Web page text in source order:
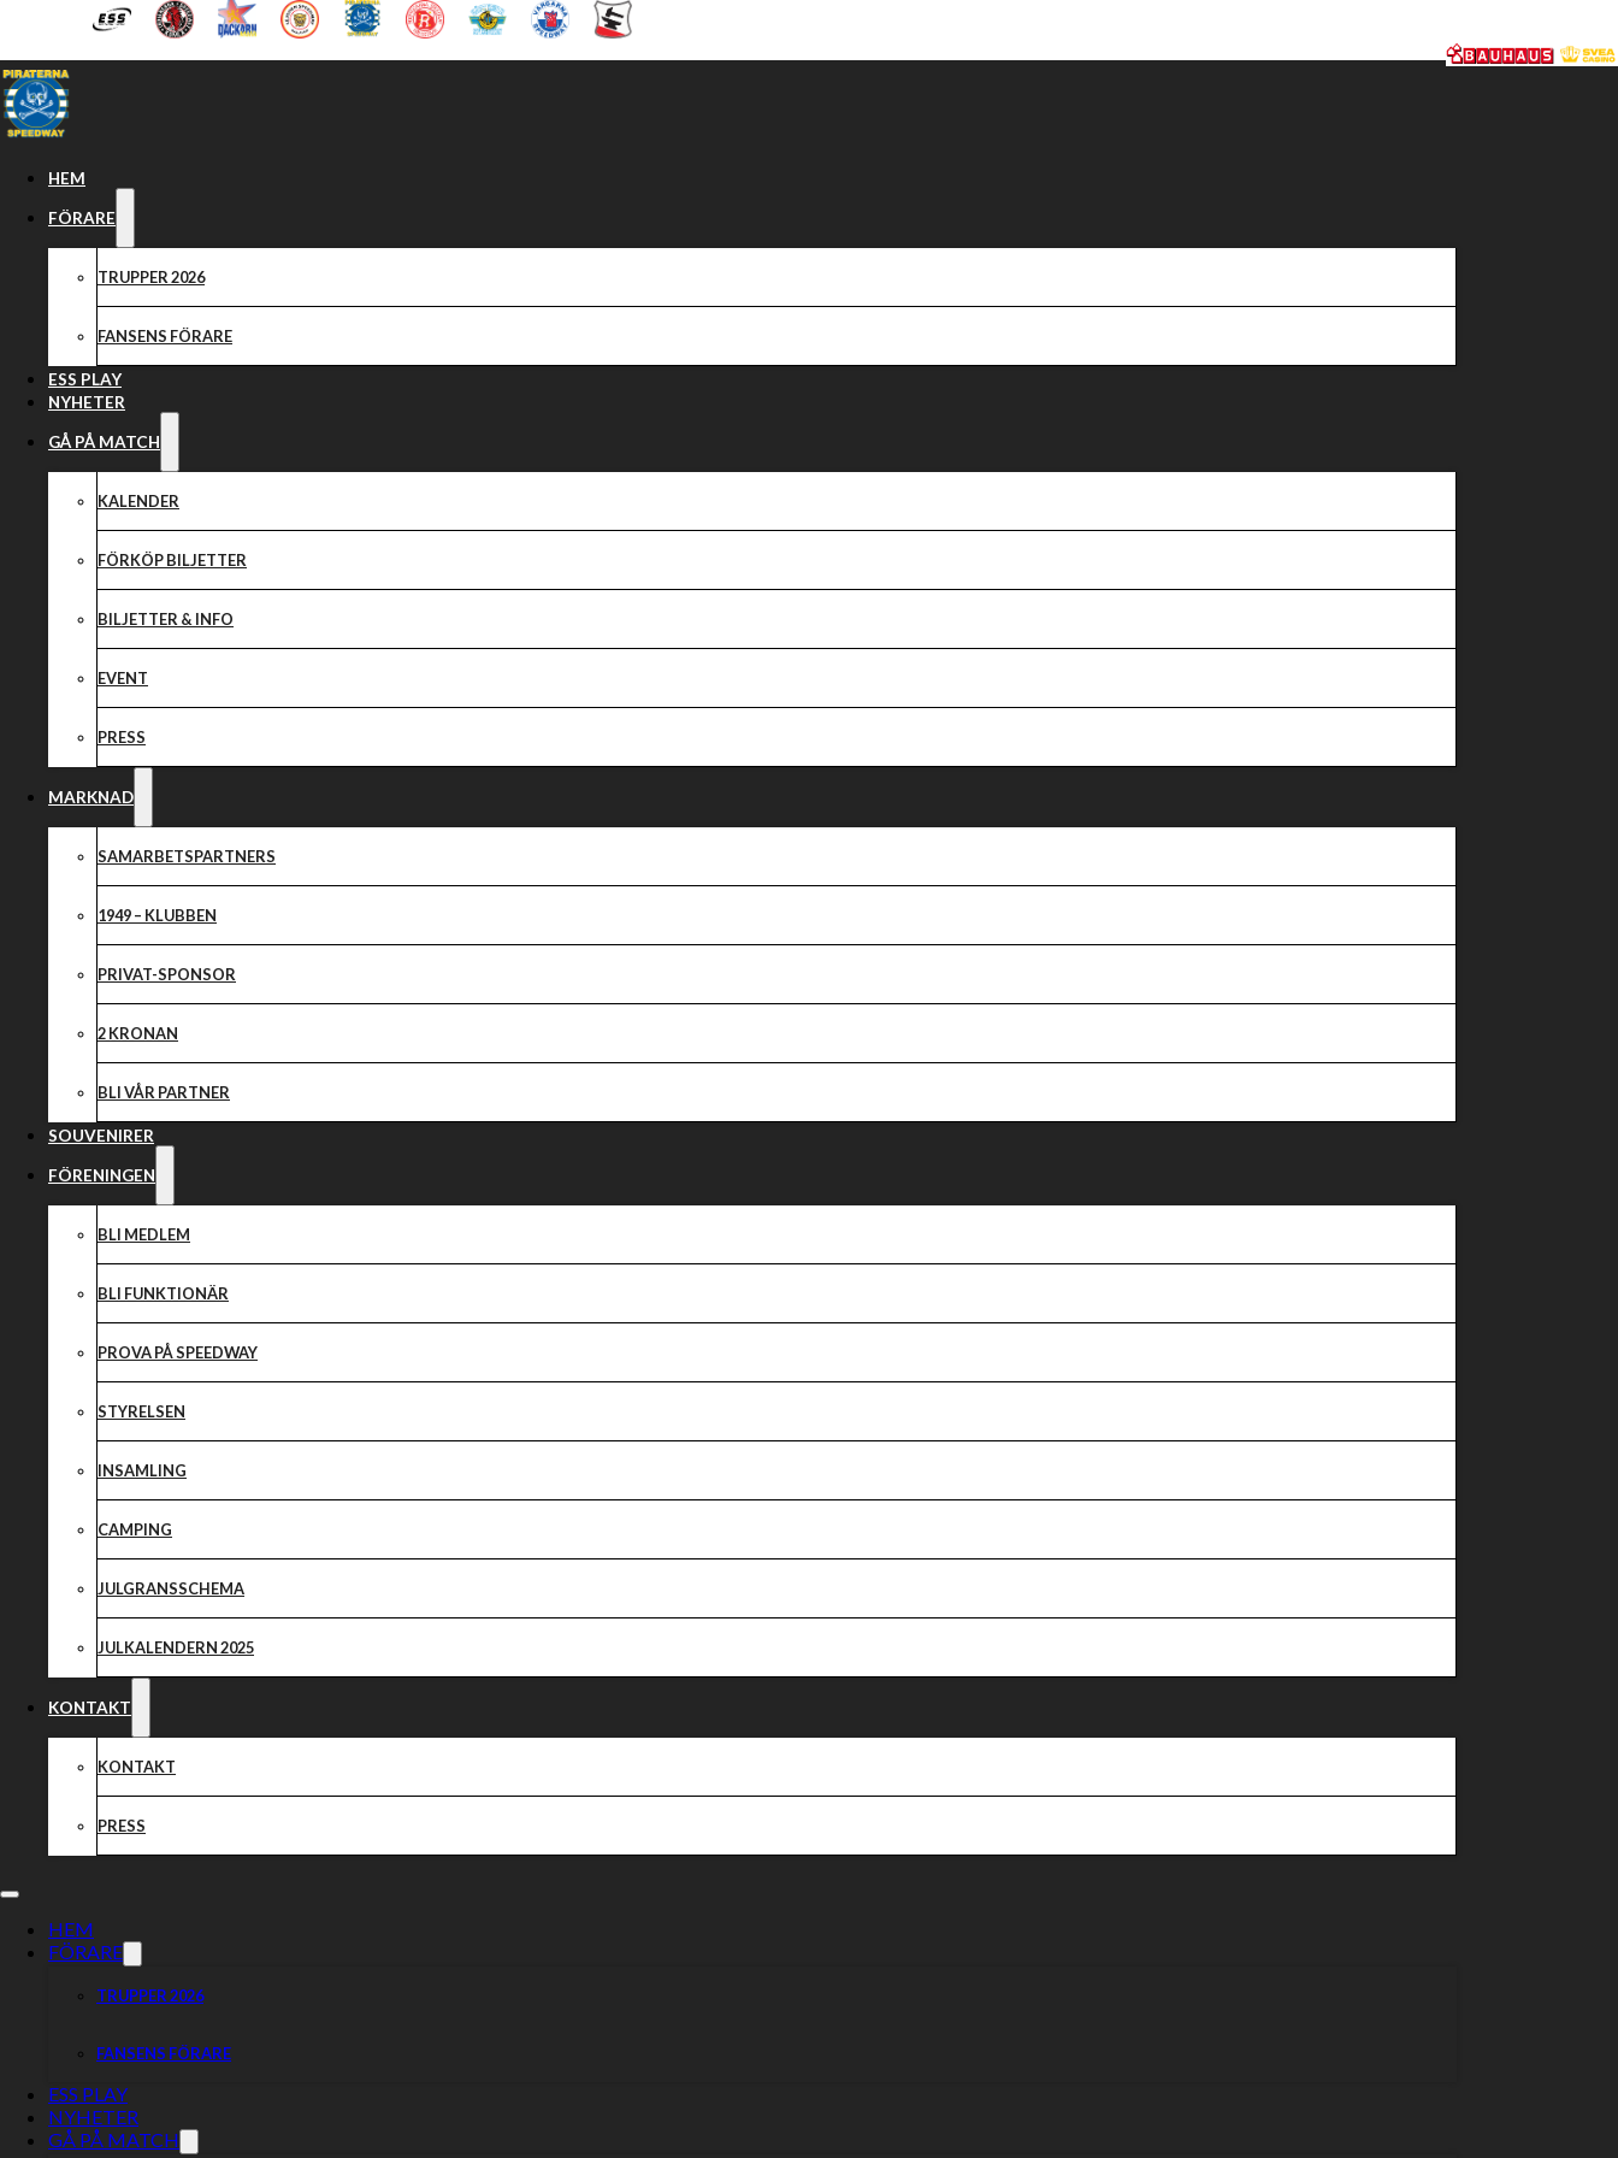
Hoppa till huvudinnehåll Hoppa till sidfot
HEM
FÖRARE
TRUPPER 2026
FANSENS FÖRARE
ESS PLAY
NYHETER
GÅ PÅ MATCH
KALENDER
FÖRKÖP BILJETTER
BILJETTER & INFO
EVENT
PRESS
MARKNAD
SAMARBETSPARTNERS
1949 – KLUBBEN
PRIVAT-SPONSOR
2 KRONAN
BLI VÅR PARTNER
SOUVENIRER
FÖRENINGEN
BLI MEDLEM
BLI FUNKTIONÄR
PROVA PÅ SPEEDWAY
STYRELSEN
INSAMLING
CAMPING
JULGRANSSCHEMA
JULKALENDERN 2025
KONTAKT
KONTAKT
PRESS
HEM
FÖRARE
TRUPPER 2026
FANSENS FÖRARE
ESS PLAY
NYHETER
GÅ PÅ MATCH
Returmöte i afton nere i
Gislaved!